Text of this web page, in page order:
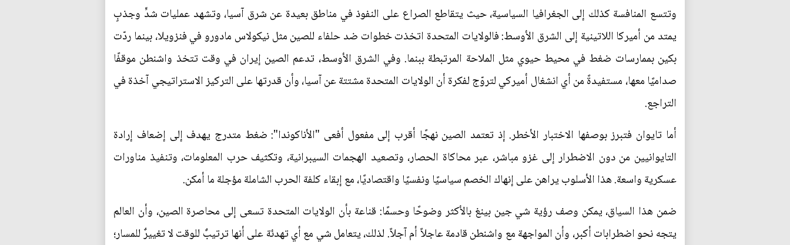
وتتسع المنافسة كذلك إلى الجغرافيا السياسية، حيث يتقاطع الصراع على النفوذ في مناطق بعيدة عن شرق آسيا، وتشهد عمليات شدٍّ وجذبٍ
يمتد من أميركا اللاتينية إلى الشرق الأوسط: فالولايات المتحدة اتخذت خطوات ضد حلفاء للصين مثل نيكولاس مادورو في فنزويلا، بينما ردّت
بكين بممارسات ضغط في محيط حيوي مثل الملاحة المرتبطة ببنما. وفي الشرق الأوسط، تدعم الصين إيران في وقت تتخذ واشنطن موقفًا
صداميًا معها، مستفيدةً من أي انشغال أميركي لتروّج لفكرة أن الولايات المتحدة مشتتة عن آسيا، وأن قدرتها على التركيز الاستراتيجي آخذة في
التراجع.
أما تايوان فتبرز بوصفها الاختبار الأخطر. إذ تعتمد الصين نهجًا أقرب إلى مفعول أفعى "الأناكوندا": ضغط متدرج يهدف إلى إضعاف إرادة
التايوانيين من دون الاضطرار إلى غزو مباشر، عبر محاكاة الحصار، وتصعيد الهجمات السيبرانية، وتكثيف حرب المعلومات، وتنفيذ مناورات
عسكرية واسعة. هذا الأسلوب يراهن على إنهاك الخصم سياسيًا ونفسيًا واقتصاديًا، مع إبقاء كلفة الحرب الشاملة مؤجلة ما أمكن.
ضمن هذا السياق، يمكن وصف رؤية شي جين بينغ بالأكثر وضوحًا وحسمًا: قناعة بأن الولايات المتحدة تسعى إلى محاصرة الصين، وأن العالم
يتجه نحو اضطرابات أكبر، وأن المواجهة مع واشنطن قادمة عاجلاً أم آجلاً. لذلك، يتعامل شي مع أي تهدئة على أنها ترتيبٌ للوقت لا تغييرٌ للمسار؛